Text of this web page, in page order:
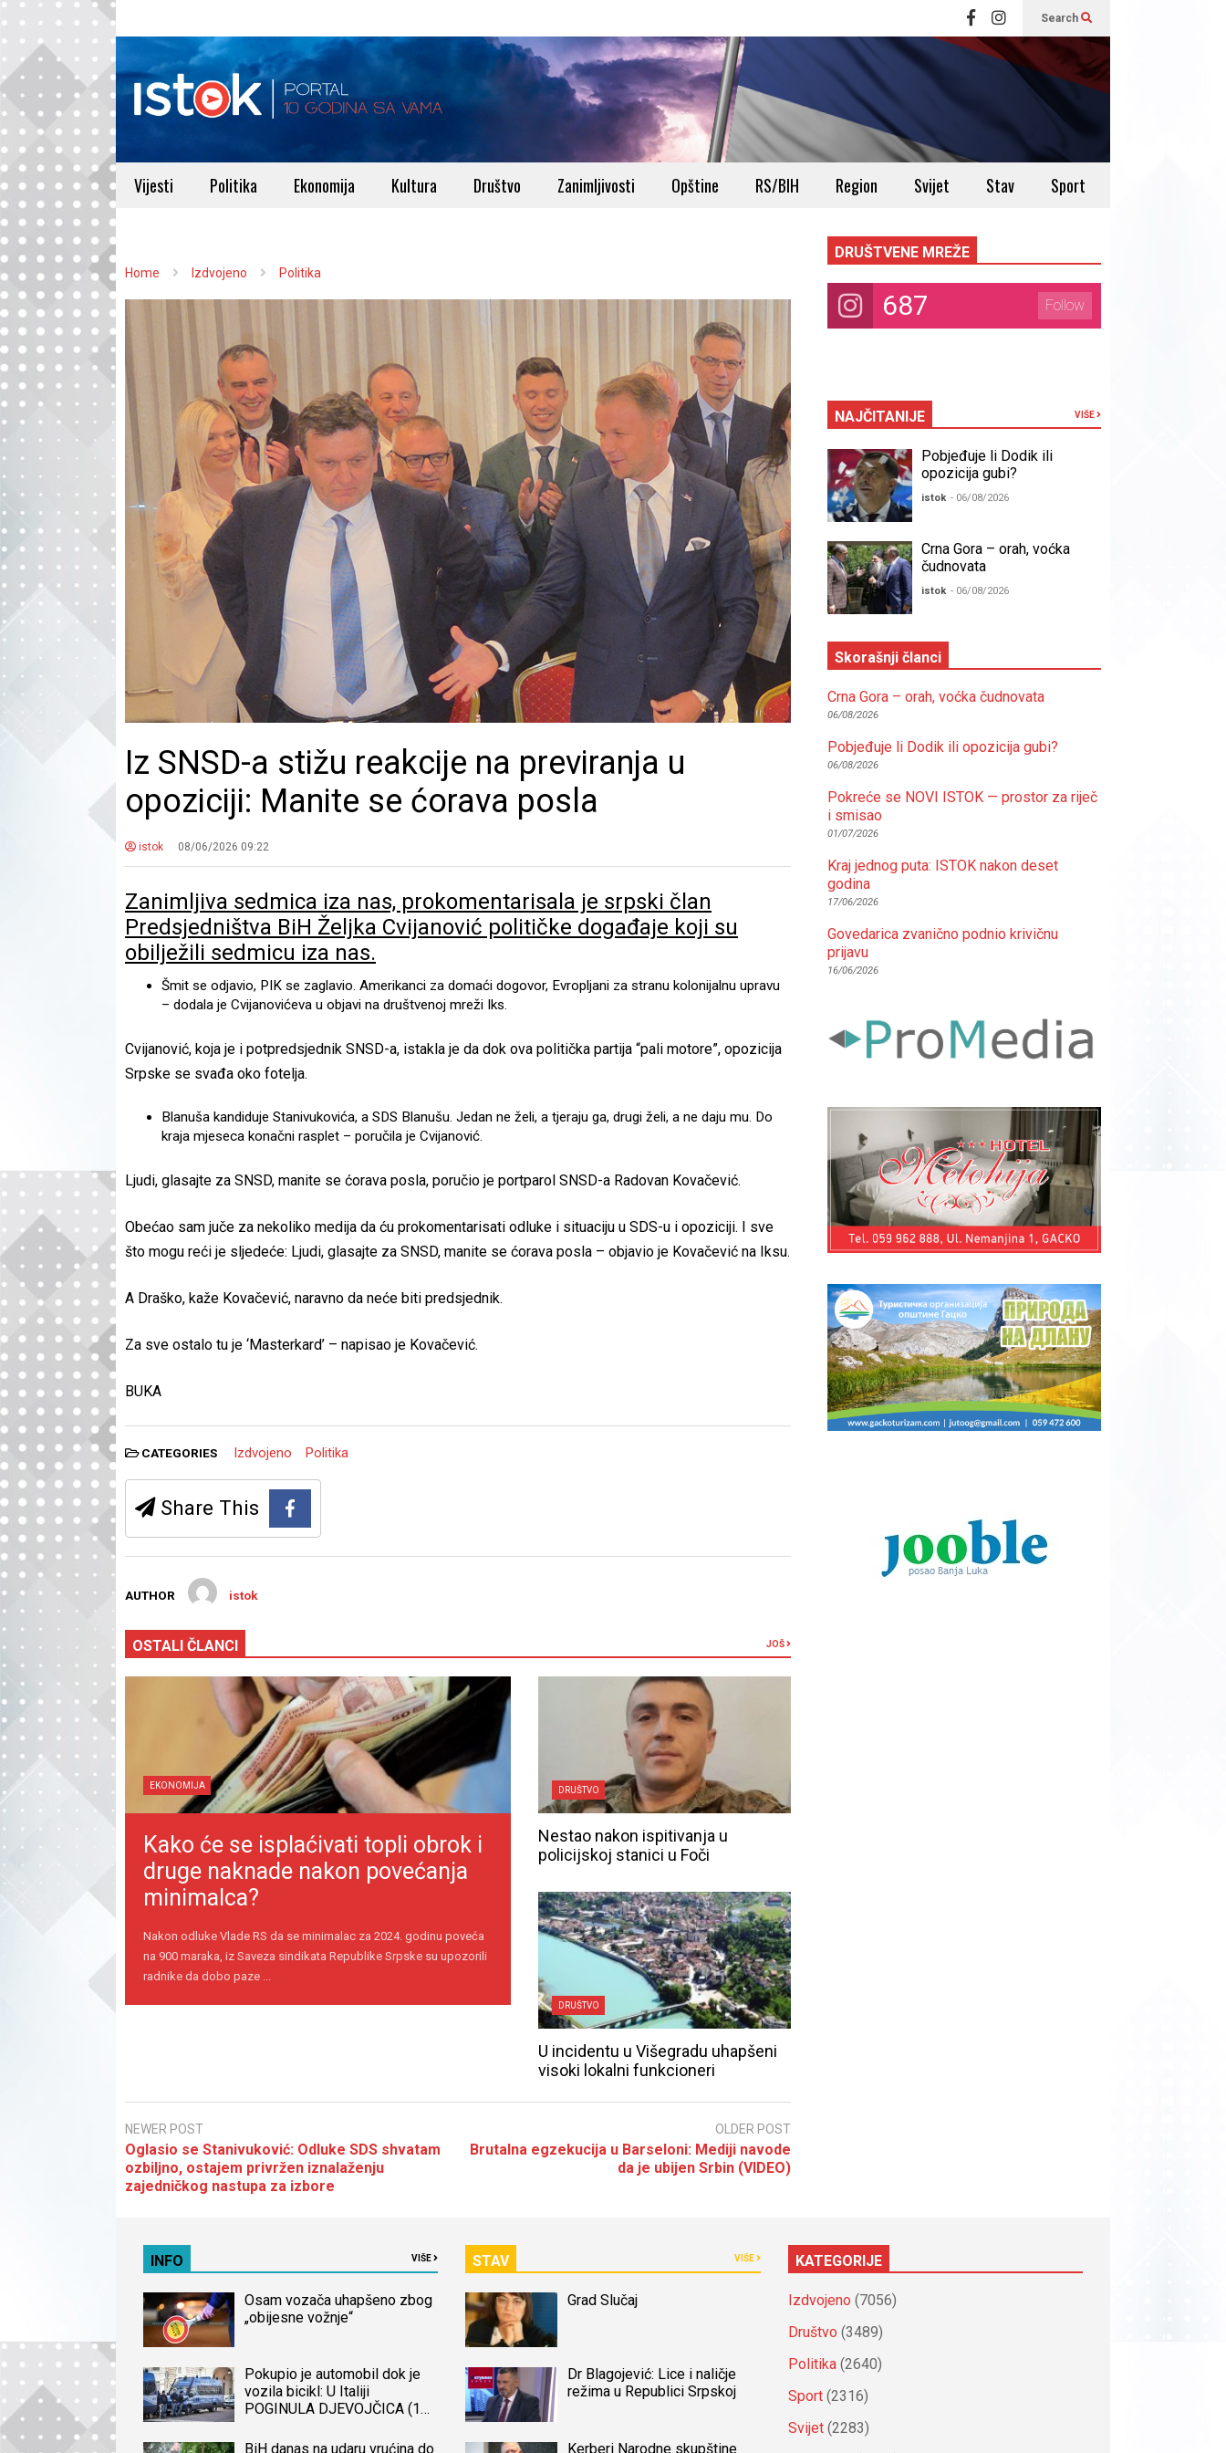
Search
Vijesti Politika Ekonomija Kultura Društvo Zanimljivosti Opštine RS/BIH Region Svijet Stav Sport
Home Izdvojeno Politika
Iz SNSD-a stižu reakcije na previranja u
opoziciji: Manite se ćorava posla
istok 08/06/2026 09:22
Zanimljiva sedmica iza nas, prokomentarisala je srpski član
Predsjedništva BiH Željka Cvijanović političke događaje koji su
obilježili sedmicu iza nas.
Šmit se odjavio, PIK se zaglavio. Amerikanci za domaći dogovor, Evropljani za stranu kolonijalnu upravu
– dodala je Cvijanovićeva u objavi na društvenoj mreži Iks.
Cvijanović, koja je i potpredsjednik SNSD-a, istakla je da dok ova politička partija “pali motore”, opozicija
Srpske se svađa oko fotelja.
Blanuša kandiduje Stanivukovića, a SDS Blanušu. Jedan ne želi, a tjeraju ga, drugi želi, a ne daju mu. Do
kraja mjeseca konačni rasplet – poručila je Cvijanović.
Ljudi, glasajte za SNSD, manite se ćorava posla, poručio je portparol SNSD-a Radovan Kovačević.
Obećao sam juče za nekoliko medija da ću prokomentarisati odluke i situaciju u SDS-u i opoziciji. I sve
što mogu reći je sljedeće: Ljudi, glasajte za SNSD, manite se ćorava posla – objavio je Kovačević na Iksu.
A Draško, kaže Kovačević, naravno da neće biti predsjednik.
Za sve ostalo tu je ‘Masterkard’ – napisao je Kovačević.
BUKA
CATEGORIES Izdvojeno Politika
Share This
AUTHOR istok
OSTALI ČLANCI JOŠ
EKONOMIJA
Kako će se isplaćivati topli obrok i
druge naknade nakon povećanja
minimalca?
Nakon odluke Vlade RS da se minimalac za 2024. godinu poveća
na 900 maraka, iz Saveza sindikata Republike Srpske su upozorili
radnike da dobo paze ...
DRUŠTVO
Nestao nakon ispitivanja u
policijskoj stanici u Foči
DRUŠTVO
U incidentu u Višegradu uhapšeni
visoki lokalni funkcioneri
NEWER POST
Oglasio se Stanivuković: Odluke SDS shvatam
ozbiljno, ostajem privržen iznalaženju
zajedničkog nastupa za izbore
OLDER POST
Brutalna egzekucija u Barseloni: Mediji navode
da je ubijen Srbin (VIDEO)
DRUŠTVENE MREŽE
687 Follow
NAJČITANIJE VIŠE
Pobjeđuje li Dodik ili
opozicija gubi?
istok - 06/08/2026
Crna Gora – orah, voćka
čudnovata
istok - 06/08/2026
Skorašnji članci
Crna Gora – orah, voćka čudnovata
06/08/2026
Pobjeđuje li Dodik ili opozicija gubi?
06/08/2026
Pokreće se NOVI ISTOK — prostor za riječ
i smisao
01/07/2026
Kraj jednog puta: ISTOK nakon deset
godina
17/06/2026
Govedarica zvanično podnio krivičnu
prijavu
16/06/2026
INFO VIŠE
Osam vozača uhapšeno zbog
„obijesne vožnje“
Pokupio je automobil dok je
vozila bicikl: U Italiji
POGINULA DJEVOJČICA (14)
tijela
BiH danas na udaru vrućina do
STAV VIŠE
Grad Slučaj
Dr Blagojević: Lice i naličje
režima u Republici Srpskoj
Kerberi Narodne skupštine
KATEGORIJE
Izdvojeno (7056)
Društvo (3489)
Politika (2640)
Sport (2316)
Svijet (2283)